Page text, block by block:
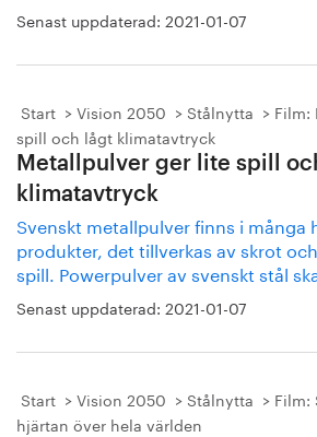
Senast uppdaterad: 2021-01-07
Start Vision 2050 Stålnytta
Film:
spill och lågt klimatavtryck
Metallpulver ger lite spill
klimatavtryck
Svenskt metallpulver finns i många
produkter, det tillverkas av skrot
spill. Powerpulver av svenskt stål
Senast uppdaterad: 2021-01-07
Start Vision 2050 Stålnytta
Film:
hjärtan över hela världen